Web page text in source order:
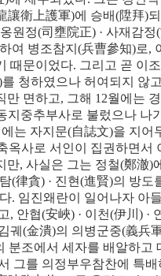
讓衛上護軍)에 승배(陞拜)
원정(司壅院正) · 사재감정(
여 병조참지 (兵曹參知)로,
때문이었다. 그리고 곧 이
를 청하였으나 허여되지 않
만 면하고, 그해 12월에는
지중추부사로 불렀으나 나
는 자지문(自誌文)을 지어
옥사로 서인이 집권하면서
만, 사실은 그는 정철(鄭澈)
(律貪) · 진현(進賢)의 방도
. 임진왜란이 일어나자 아
, 안협(安峽) · 이천(伊川 ) ·
궤 (金潰)의 의병군중(義兵
분조에서 세자를 배알하고
그를 의정부우참찬에 특배